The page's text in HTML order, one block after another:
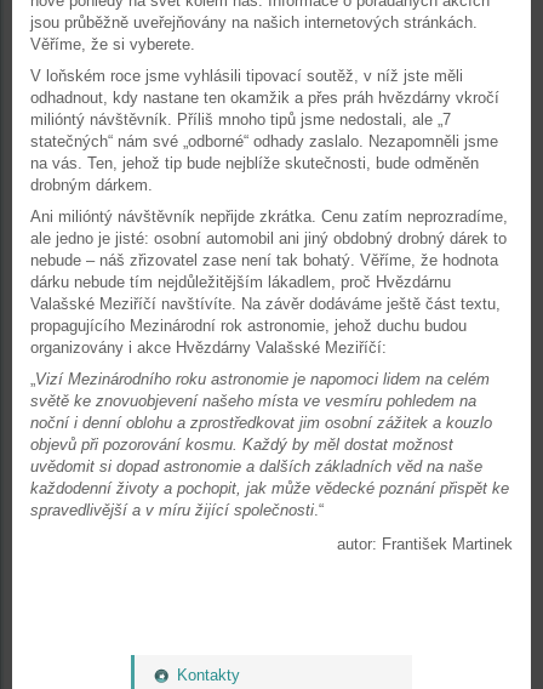
Kontakty
jsou průběžně uveřejňovány na našich internetových stránkách.
Věříme, že si vyberete.
V loňském roce jsme vyhlásili tipovací soutěž, v níž jste měli
odhadnout, kdy nastane ten okamžik a přes práh hvězdárny vkročí
milióntý návštěvník. Příliš mnoho tipů jsme nedostali, ale „7
statečných“ nám své „odborné“ odhady zaslalo. Nezapomněli jsme
na vás. Ten, jehož tip bude nejblíže skutečnosti, bude odměněn
drobným dárkem.
Ani milióntý návštěvník nepřijde zkrátka. Cenu zatím neprozradíme,
ale jedno je jisté: osobní automobil ani jiný obdobný drobný dárek to
nebude – náš zřizovatel zase není tak bohatý. Věříme, že hodnota
dárku nebude tím nejdůležitějším lákadlem, proč Hvězdárnu
Valašské Meziříčí navštívíte. Na závěr dodáváme ještě část textu,
propagujícího Mezinárodní rok astronomie, jehož duchu budou
organizovány i akce Hvězdárny Valašské Meziříčí:
„Vizí Mezinárodního roku astronomie je napomoci lidem na celém
světě ke znovuobjevení našeho místa ve vesmíru pohledem na
noční i denní oblohu a zprostředkovat jim osobní zážitek a kouzlo
objevů při pozorování kosmu. Každý by měl dostat možnost
uvědomit si dopad astronomie a dalších základních věd na naše
každodenní životy a pochopit, jak může vědecké poznání přispět ke
spravedlivější a v míru žijící společnosti.“
autor: František Martinek